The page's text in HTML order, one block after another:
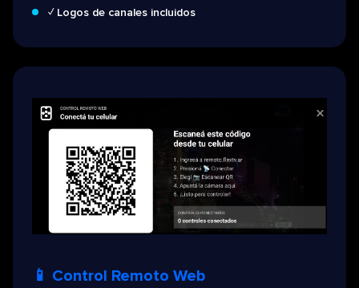
✓ Logos de canales incluidos
📱 Control Remoto Web